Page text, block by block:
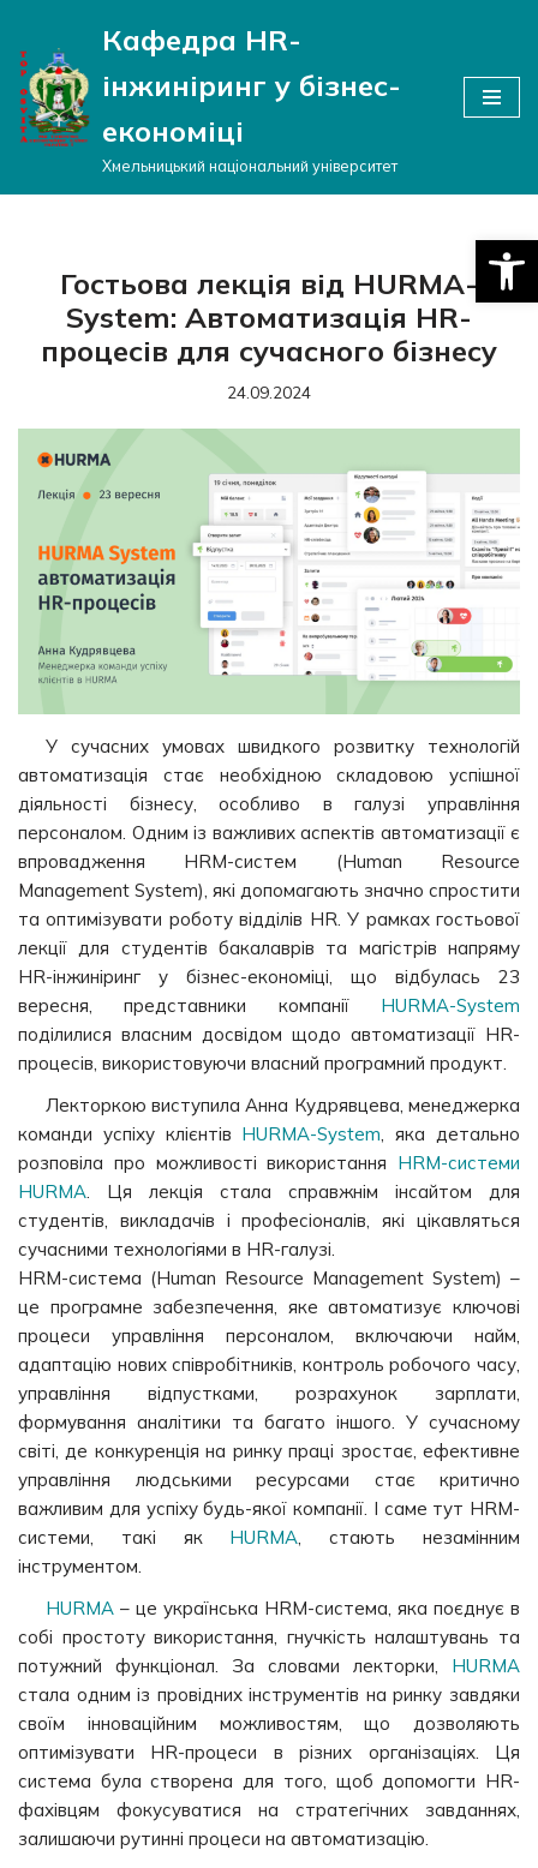
Перейти
до
вмісту
Кафедра HR-
інжиніринг у бізнес-
економіці
Хмельницький національний університет
Гостьова лекція від HURMA-
System: Автоматизація HR-
процесів для сучасного бізнесу
24.09.2024
У сучасних умовах швидкого розвитку технологій
автоматизація стає необхідною складовою успішної
діяльності бізнесу, особливо в галузі управління
персоналом. Одним із важливих аспектів автоматизації є
впровадження HRM-систем (Human Resource
Management System), які допомагають значно спростити
та оптимізувати роботу відділів HR. У рамках гостьової
лекції для студентів бакалаврів та магістрів напряму
HR-інжиніринг у бізнес-економіці, що відбулась 23
вересня, представники компанії HURMA-System
поділилися власним досвідом щодо автоматизації HR-
процесів, використовуючи власний програмний продукт.
Лекторкою виступила Анна Кудрявцева, менеджерка
команди успіху клієнтів HURMA-System, яка детально
розповіла про можливості використання HRM-системи
HURMA. Ця лекція стала справжнім інсайтом для
студентів, викладачів і професіоналів, які цікавляться
сучасними технологіями в HR-галузі.
HRM-система (Human Resource Management System) –
це програмне забезпечення, яке автоматизує ключові
процеси управління персоналом, включаючи найм,
адаптацію нових співробітників, контроль робочого часу,
управління відпустками, розрахунок зарплати,
формування аналітики та багато іншого. У сучасному
світі, де конкуренція на ринку праці зростає, ефективне
управління людськими ресурсами стає критично
важливим для успіху будь-якої компанії. І саме тут HRM-
системи, такі як HURMA, стають незамінним
інструментом.
HURMA– це українська HRM-система, яка поєднує в
собі простоту використання, гнучкість налаштувань та
потужний функціонал. За словами лекторки, HURMA
стала одним із провідних інструментів на ринку завдяки
своїм інноваційним можливостям, що дозволяють
оптимізувати HR-процеси в різних організаціях. Ця
система була створена для того, щоб допомогти HR-
фахівцям фокусуватися на стратегічних завданнях,
залишаючи рутинні процеси на автоматизацію.